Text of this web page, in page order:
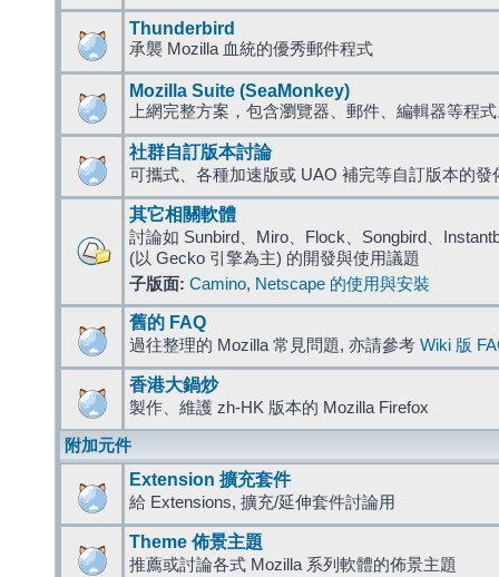
Thunderbird
承襲 Mozilla 血統的優秀郵件程式
Mozilla Suite (SeaMonkey)
上網完整方案，包含瀏覽器、郵件、編輯器等程
社群自訂版本討論
可攜式、各種加速版或 UAO 補完等自訂版本的發
其它相關軟體
討論如 Sunbird、Miro、Flock、Songbird、
(以 Gecko 引擎為主) 的開發與使用議題
子版面: Camino, Netscape 的使用與安裝
舊的 FAQ
過往整理的 Mozilla 常見問題, 亦請參考 Wiki 版
香港大鍋炒
製作、維護 zh-HK 版本的 Mozilla Firefox
附加元件
Extension 擴充套件
給 Extensions, 擴充/延伸套件討論用
Theme 佈景主題
推薦或討論各式 Mozilla 系列軟體的佈景主題